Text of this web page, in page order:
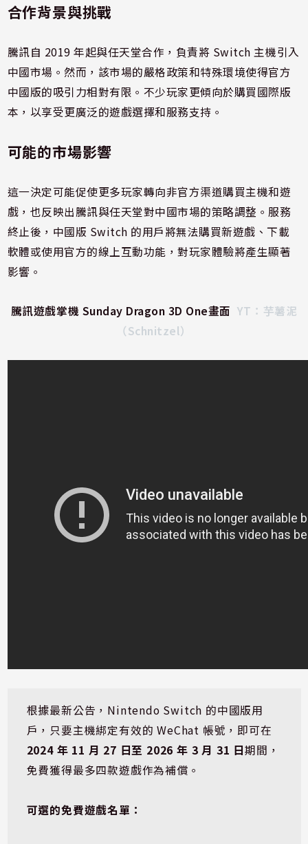
合作背景與挑戰
騰訊自 2019 年起與任天堂合作，負責將 Switch 主機引入
中國市場。然而，該市場的嚴格政策和特殊環境使得官方
中國版的吸引力相對有限。不少玩家更傾向於購買國際版
本，以享受更廣泛的遊戲選擇和服務支持。
可能的市場影響
這一決定可能促使更多玩家轉向非官方渠道購買主機和遊
戲，也反映出騰訊與任天堂對中國市場的策略調整。服務
終止後，中國版 Switch 的用戶將無法購買新遊戲、下載
軟體或使用官方的線上互動功能，對玩家體驗將產生顯著
影響。
騰訊遊戲掌機 Sunday Dragon 3D One畫面 YT： 芋薯泥
（Schnitzel）
根據最新公告，Nintendo Switch 的中國版用
2024 年 11 月 27 日至 2026 年 3 月 31 日期間，
免費獲得最多四款遊戲作為補償。
可選的免費遊戲名單：